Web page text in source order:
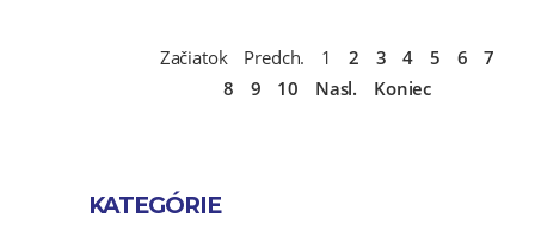
Začiatok Predch. 1 2 3 4 5 6
7
8
9 10 Nasl. Koniec
KATEGÓRIE